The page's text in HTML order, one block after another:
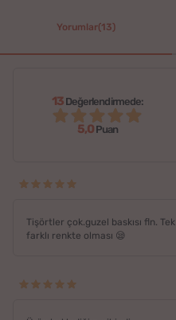
Yorumlar(13)
13Değerlendirmede:
5,0Puan
Tişörtler çok.guzel baskısı fln.
farklı renkte olması 😪